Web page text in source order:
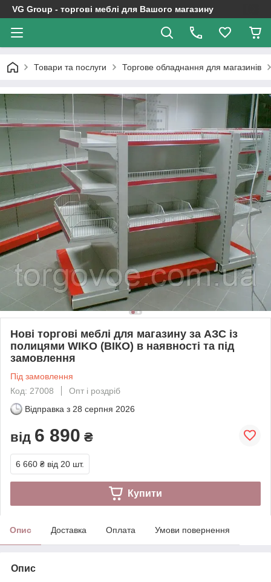
VG Group - торгові меблі для Вашого магазину
Товари та послуги Торгове обладнання для магазинів
Нові торгові меблі для магазину за АЗС із
полицями WIKO (ВІКО) в наявності та під
замовлення
Під замовлення
Код: 27008
Опт і роздріб
Відправка з 28 серпня 2026
від 6 890 ₴
6 660 ₴ від 20 шт.
Купити
Опис Доставка Оплата Умови повернення
Опис